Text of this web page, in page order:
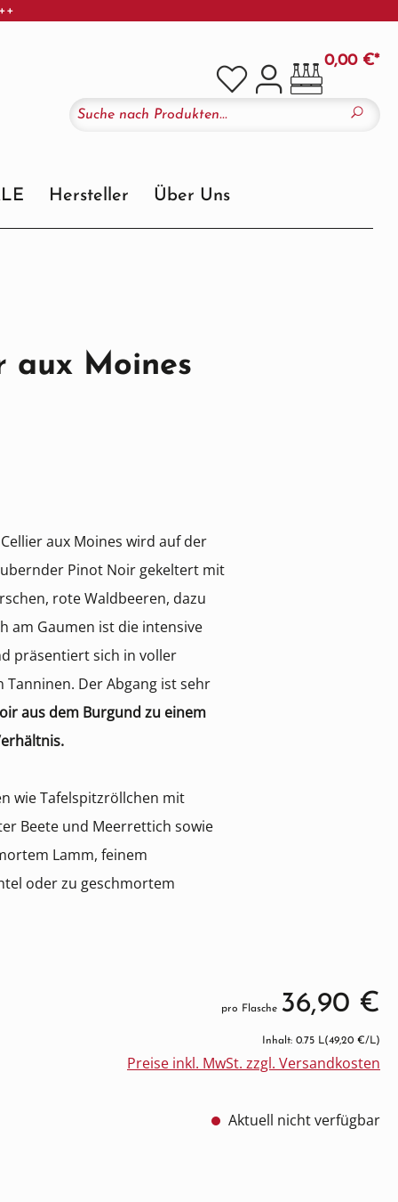
0,00 €*
Hersteller Über Uns
aux Moines
aux Moines wird auf der
Pinot Noir gekeltert mit
rote Waldbeeren, dazu
am Gaumen ist die intensive
präsentiert sich in voller
Der Abgang ist sehr
aus dem Burgund zu einem
wie Tafelspitzröllchen mit
Beete und Meerrettich sowie
Lamm, feinem
oder zu geschmortem
pro Flasche 36,90 €
Inhalt: 0.75 L(49,20 €/L)
Preise inkl. MwSt. zzgl. Versandkosten
Aktuell nicht verfügbar